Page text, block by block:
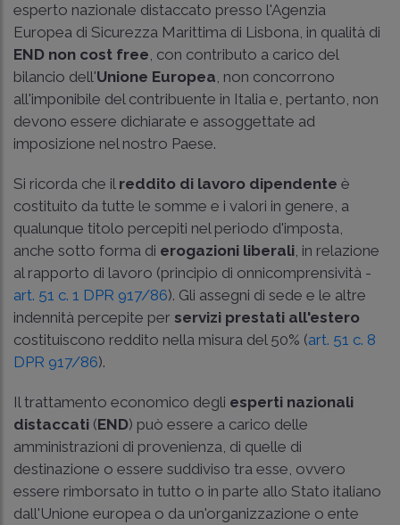
esperto nazionale distaccato presso l'Agenzia
Europea di Sicurezza Marittima di Lisbona, in qualità di
END non cost free, con contributo a carico del
bilancio dell'Unione Europea, non concorrono
all'imponibile del contribuente in Italia e, pertanto, non
devono essere dichiarate e assoggettate ad
imposizione nel nostro Paese.
Si ricorda che il reddito di lavoro dipendente è
costituito da tutte le somme e i valori in genere, a
qualunque titolo percepiti nel periodo d'imposta,
anche sotto forma di erogazioni liberali, in relazione
al rapporto di lavoro (principio di onnicomprensività -
art. 51 c. 1 DPR 917/86). Gli assegni di sede e le altre
indennità percepite per servizi prestati all'estero
costituiscono reddito nella misura del 50% (art. 51 c. 8
DPR 917/86).
Il trattamento economico degli esperti nazionali
distaccati (END) può essere a carico delle
amministrazioni di provenienza, di quelle di
destinazione o essere suddiviso tra esse, ovvero
essere rimborsato in tutto o in parte allo Stato italiano
dall'Unione europea o da un'organizzazione o ente